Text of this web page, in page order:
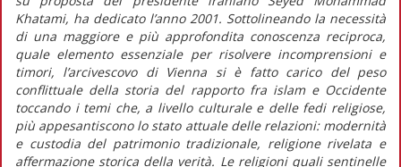
Khatami, ha dedicato l’anno 2001. Sottolineando la necessità
di una maggiore e più approfondita conoscenza reciproca,
quale elemento essenziale per risolvere incomprensioni e
timori, l’arcivescovo di Vienna si è fatto carico del peso
conflittuale della storia del rapporto fra islam e Occidente
toccando i temi che, a livello culturale e delle fedi religiose,
più appesantiscono lo stato attuale delle relazioni: modernità
e custodia del patrimonio tradizionale, religione rivelata e
affermazione storica della verità. Le religioni quali sentinelle